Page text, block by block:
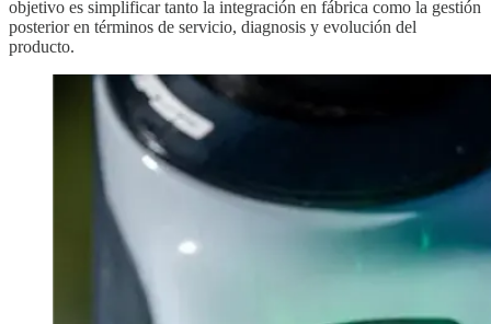
objetivo es simplificar tanto la integración en fábrica como la gestión
posterior en términos de servicio, diagnosis y evolución del
producto.